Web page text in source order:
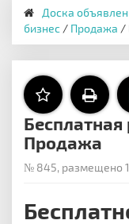
Доска
бизнес / Продажа /
Бесплатная
Продажа
№ 845, размещено